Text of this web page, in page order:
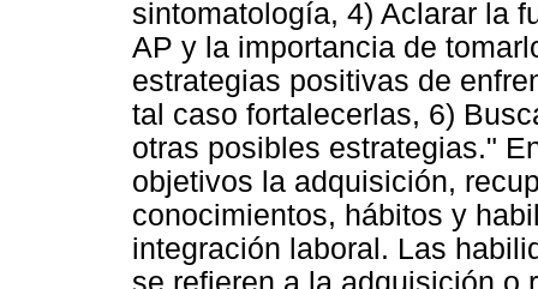
sintomatología, 4) Aclarar la
AP y la importancia de
estrategias positivas de
tal caso fortalecerlas, 6)
otras posibles estrategias."
objetivos la adquisición,
conocimientos, hábitos y
integración laboral. Las